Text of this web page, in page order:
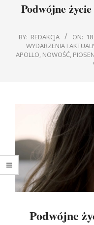
Podwójne
BY: REDAKCJA ON:
WYDARZENIA I
APOLLO, NOWOŚĆ,
Podwójne